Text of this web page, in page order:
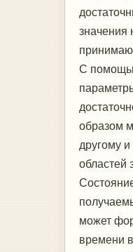
значения
С
образом
другому
областей
может
времени